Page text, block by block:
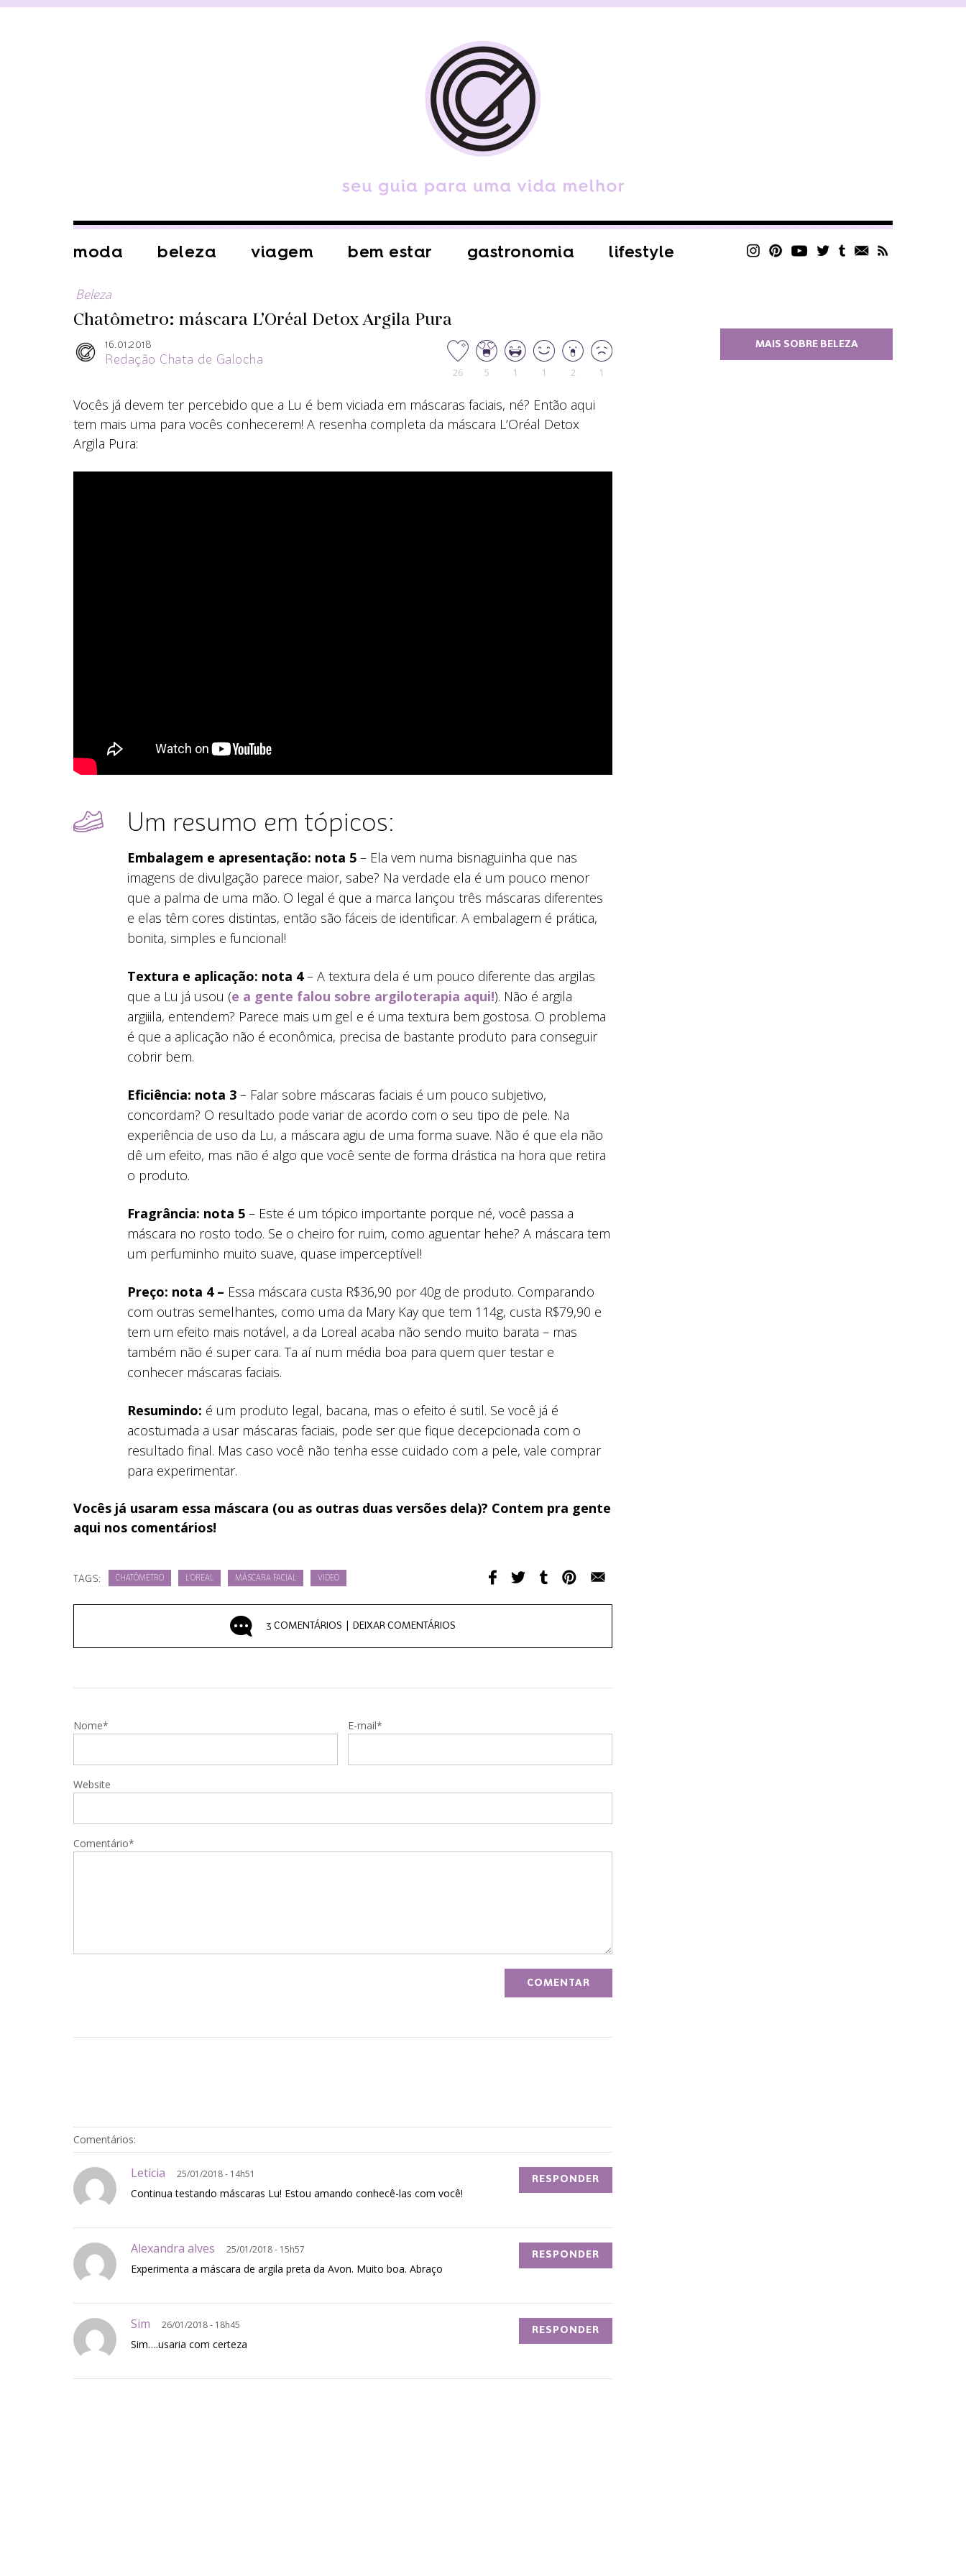
moda beleza viagem bem estar gastronomia lifestyle
Beleza
Chatômetro: máscara L’Oréal Detox Argila Pura
16.01.2018
Redação Chata de Galocha
26 5 1 1 2 1
Vocês já devem ter percebido que a Lu é bem viciada em máscaras faciais, né? Então aqui
tem mais uma para vocês conhecerem! A resenha completa da máscara L’Oréal Detox
Argila Pura:
Um resumo em tópicos:
Embalagem e apresentação: nota 5 – Ela vem numa bisnaguinha que nas
imagens de divulgação parece maior, sabe? Na verdade ela é um pouco menor
que a palma de uma mão. O legal é que a marca lançou três máscaras diferentes
e elas têm cores distintas, então são fáceis de identificar. A embalagem é prática,
bonita, simples e funcional!
Textura e aplicação: nota 4– A textura dela é um pouco diferente das argilas
que a Lu já usou (e a gente falou sobre argiloterapia aqui!). Não é argila
argiiila, entendem? Parece mais um gel e é uma textura bem gostosa. O problema
é que a aplicação não é econômica, precisa de bastante produto para conseguir
cobrir bem.
Eficiência: nota 3 – Falar sobre máscaras faciais é um pouco subjetivo,
concordam? O resultado pode variar de acordo com o seu tipo de pele. Na
experiência de uso da Lu, a máscara agiu de uma forma suave. Não é que ela não
dê um efeito, mas não é algo que você sente de forma drástica na hora que retira
o produto.
Fragrância: nota 5 – Este é um tópico importante porque né, você passa a
máscara no rosto todo. Se o cheiro for ruim, como aguentar hehe? A máscara tem
um perfuminho muito suave, quase imperceptível!
Preço: nota 4 – Essa máscara custa R$36,90 por 40g de produto. Comparando
com outras semelhantes, como uma da Mary Kay que tem 114g, custa R$79,90 e
tem um efeito mais notável, a da Loreal acaba não sendo muito barata – mas
também não é super cara. Ta aí num média boa para quem quer testar e
conhecer máscaras faciais.
Resumindo: é um produto legal, bacana, mas o efeito é sutil. Se você já é
acostumada a usar máscaras faciais, pode ser que fique decepcionada com o
resultado final. Mas caso você não tenha esse cuidado com a pele, vale comprar
para experimentar.
Vocês já usaram essa máscara (ou as outras duas versões dela)? Contem pra gente
aqui nos comentários!
TAGS: CHATÔMETRO L`OREAL MÁSCARA FACIAL VIDEO
3 COMENTÁRIOS | DEIXAR COMENTÁRIOS
Nome* E-mail*
Website
Comentário*
Comentários:
Leticia 25/01/2018 - 14h51
Continua testando máscaras Lu! Estou amando conhecê-las com você!
RESPONDER
Alexandra alves 25/01/2018 - 15h57
Experimenta a máscara de argila preta da Avon. Muito boa. Abraço
RESPONDER
Sim 26/01/2018 - 18h45
Sim….usaria com certeza
RESPONDER
MAIS SOBRE BELEZA